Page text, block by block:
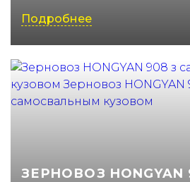
Подробнее
ЗЕРНОВОЗ HONGYAN